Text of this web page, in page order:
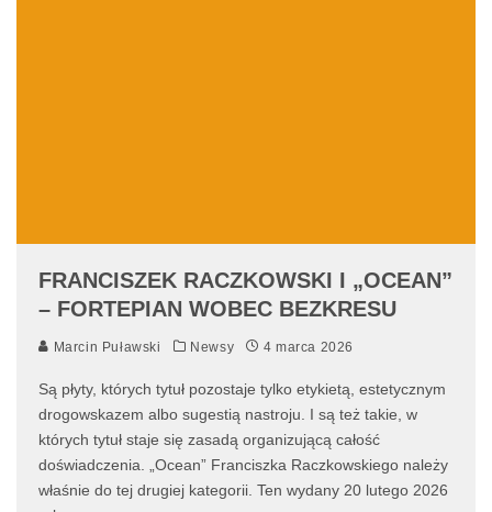
FRANCISZEK RACZKOWSKI I „OCEAN”
– FORTEPIAN WOBEC BEZKRESU
Marcin Puławski Newsy 4 marca 2026
Są płyty, których tytuł pozostaje tylko etykietą, estetycznym
drogowskazem albo sugestią nastroju. I są też takie, w
których tytuł staje się zasadą organizującą całość
doświadczenia. „Ocean” Franciszka Raczkowskiego należy
właśnie do tej drugiej kategorii. Ten wydany 20 lutego 2026